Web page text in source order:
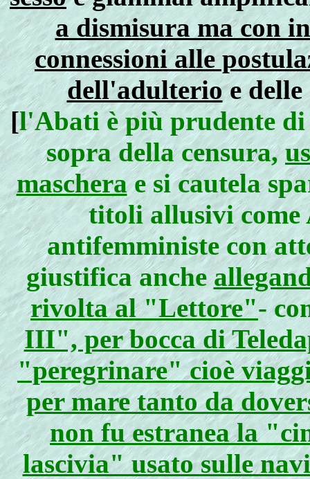
a dismisura ma con
connessioni alle
dell'adulterioe delle
[l'Abati è più prudente di
sopra della censura,
mascherae si cautela
titoli allusivi come
antifemministe con
giustifica anche
rivolta al "Lettore"-
III", per bocca di
"peregrinare" cioè
per mare tanto da
non fu estranea la
lascivia" usato sulle